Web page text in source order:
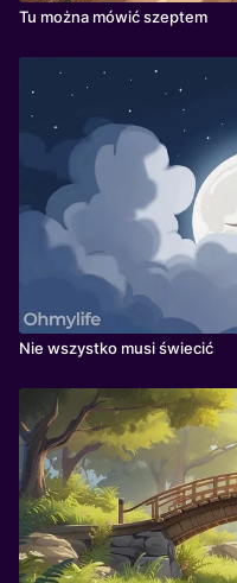
Tu można mówić szeptem
Nie wszystko musi świecić